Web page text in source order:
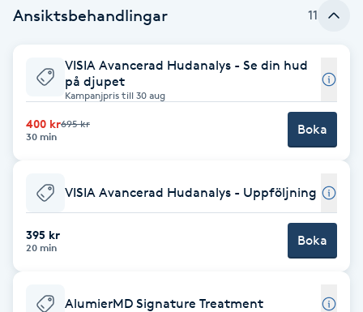
Balayage
Bambumassage
Barber
Barnklippning
BIAB
Blowout
Ansiktsbehandlingar 11
VISIA Avancerad Hudanalys - Se din hud
på djupet
Kampanjpris till 30 aug
400 kr695 kr
30 min
Boka
VISIA Avancerad Hudanalys - Uppföljning
395 kr
20 min Boka
AlumierMD Signature Treatment